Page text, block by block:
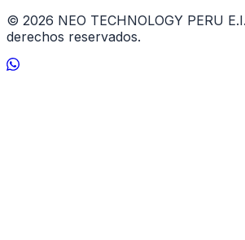
© 2026 NEO TECHNOLOGY PERU
derechos reservados.